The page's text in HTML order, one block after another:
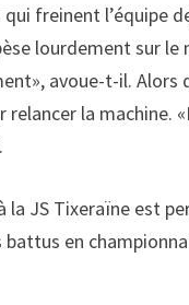
freinent l’équipe
lourdement sur
avoue-t-il.
relancer la
la JS Tixeraïne est
en